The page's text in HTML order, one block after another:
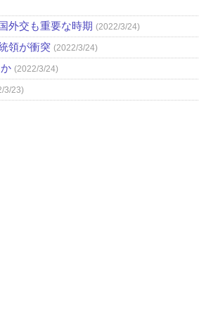
外交も重要な時期 (2022/3/24)
領が衝突 (2022/3/24)
(2022/3/24)
3/23)